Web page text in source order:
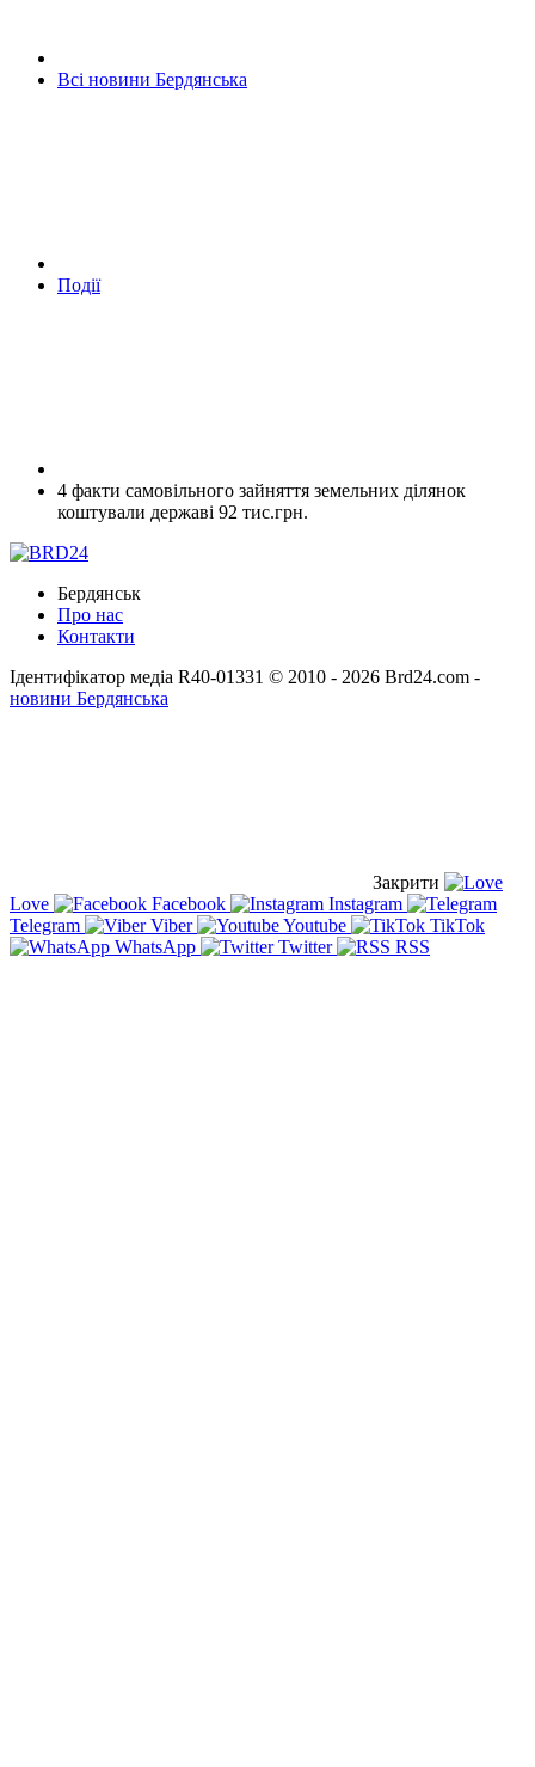
Всі новини Бердянська
Події
4 факти самовільного зайняття земельних ділянок
коштували державі 92 тис.грн.
Бердянськ
Про нас
Контакти
Ідентифікатор медіа R40-01331 © 2010 - 2026 Brd24.com -
новини Бердянська
Закрити
Love
Facebook
Instagram
Telegram
Viber Youtube
TikTok
WhatsApp
Twitter RSS